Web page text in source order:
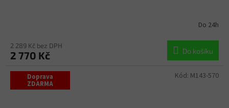
Do 24h
2 289 Kč bez DPH
2 770 Kč Do košíku
Doprava
ZDARMA
Kód: M143-570